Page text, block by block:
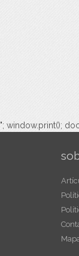
"; window.print();